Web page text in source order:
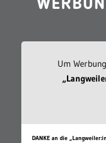
Um
DANKE an die